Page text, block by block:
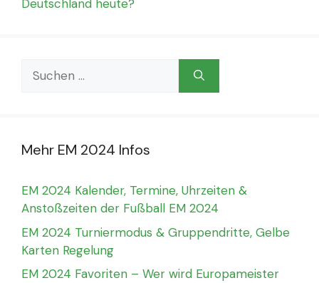
Deutschland heute?
Suchen
nach:
Mehr EM 2024 Infos
EM 2024 Kalender, Termine, Uhrzeiten &
Anstoßzeiten der Fußball EM 2024
EM 2024 Turniermodus & Gruppendritte, Gelbe
Karten Regelung
EM 2024 Favoriten – Wer wird Europameister